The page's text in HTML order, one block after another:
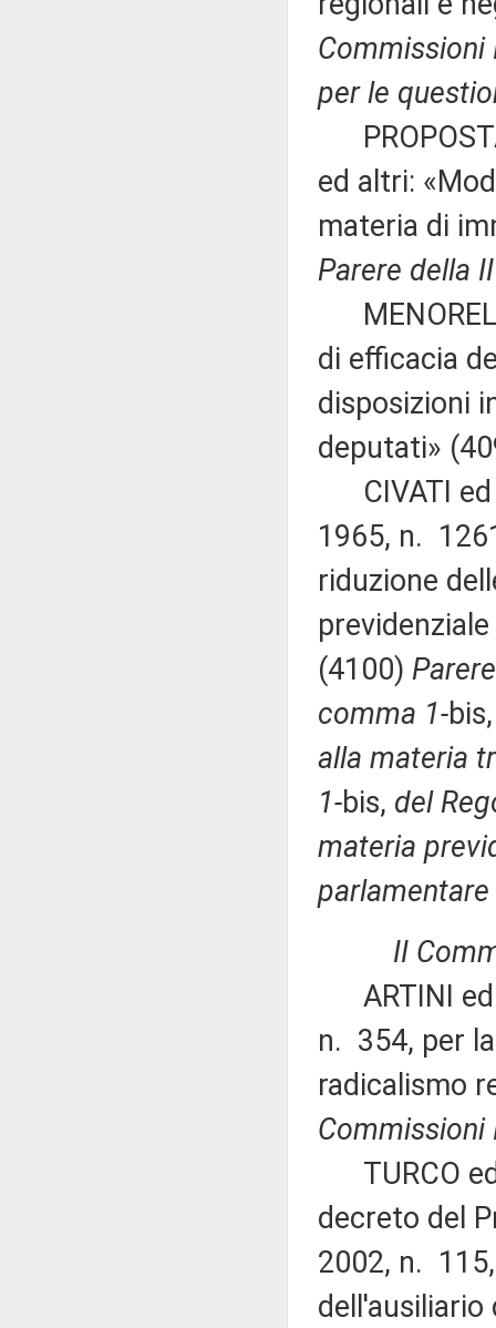
Commissioni
per le
ed altri:
materia di
Parere della
di efficacia
disposizioni
deputati»
CIVATI ed
1965, n.
riduzione
(4100)
comma 1-
alla materia
1-bis, del
materia
II
ARTINI ed
n. 354, per
radicalismo
Commissioni
TURCO
decreto del
2002, n.